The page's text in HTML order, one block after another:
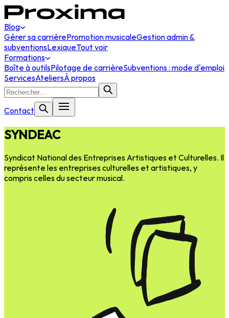
Blog
Gérer sa carrièrePromotion musicaleGestion admin &
subventionsLexiqueTout voir
Formations
Boîte à outilsPilotage de carrièreSubventions : mode d'emploi
ServicesAteliersÀ propos
Contact
SYNDEAC
Syndicat National des Entreprises Artistiques et Culturelles. Il
représente les entreprises culturelles et artistiques, y
compris celles du secteur musical.